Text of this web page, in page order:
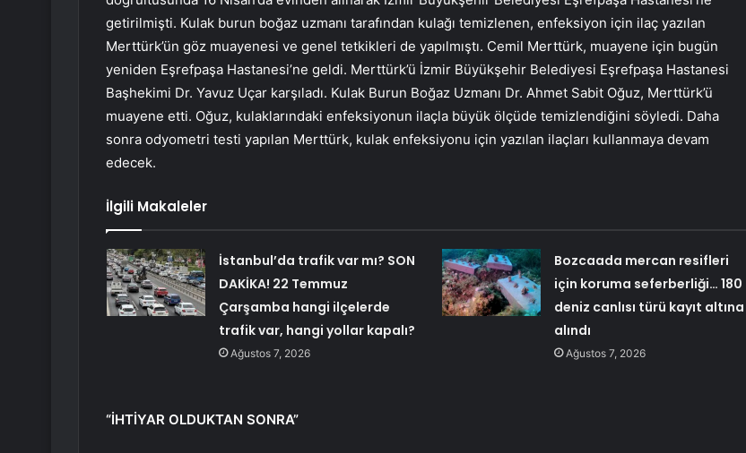
getirilmişti. Kulak burun boğaz uzmanı tarafından kulağı temizlenen, enfeksiyon için ilaç yazılan
Merttürk’ün göz muayenesi ve genel tetkikleri de yapılmıştı. Cemil Merttürk, muayene için bugün
yeniden Eşrefpaşa Hastanesi’ne geldi. Merttürk’ü İzmir Büyükşehir Belediyesi Eşrefpaşa Hastanesi
Başhekimi Dr. Yavuz Uçar karşıladı. Kulak Burun Boğaz Uzmanı Dr. Ahmet Sabit Oğuz, Merttürk’ü
muayene etti. Oğuz, kulaklarındaki enfeksiyonun ilaçla büyük ölçüde temizlendiğini söyledi. Daha
sonra odyometri testi yapılan Merttürk, kulak enfeksiyonu için yazılan ilaçları kullanmaya devam
edecek.
İlgili Makaleler
İstanbul’da trafik var mı? SON
DAKİKA! 22 Temmuz
Çarşamba hangi ilçelerde
trafik var, hangi yollar kapalı?
Ağustos 7, 2026
Bozcaada mercan resifleri
için koruma seferberliği… 180
deniz canlısı türü kayıt altına
alındı
Ağustos 7, 2026
“İHTİYAR OLDUKTAN SONRA”